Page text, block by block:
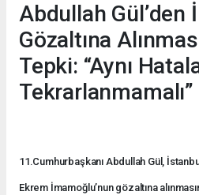
Abdullah Gül’den
Gözaltına
Tepki: “Aynı
Tekrarlanmamalı”
11.Cumhurbaşkanı Abdullah Gül,
Ekrem İmamoğlu’nun gözaltına